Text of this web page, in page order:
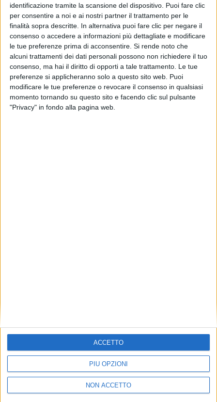
identificazione tramite la scansione del dispositivo. Puoi fare clic
per consentire a noi e ai nostri partner il trattamento per le
finalità sopra descritte. In alternativa puoi fare clic per negare il
consenso o accedere a informazioni più dettagliate e modificare
le tue preferenze prima di acconsentire. Si rende noto che
alcuni trattamenti dei dati personali possono non richiedere il tuo
consenso, ma hai il diritto di opporti a tale trattamento. Le tue
preferenze si applicheranno solo a questo sito web. Puoi
modificare le tue preferenze o revocare il consenso in qualsiasi
momento tornando su questo sito e facendo clic sul pulsante
"Privacy" in fondo alla pagina web.
PIÙ OPZIONI
NON ACCETTO
ACCETTO
Via libera dell’antitrust
all’operazione Poste Logistics
– Benetton
LOGISTICA 3 GIUGNO 2026